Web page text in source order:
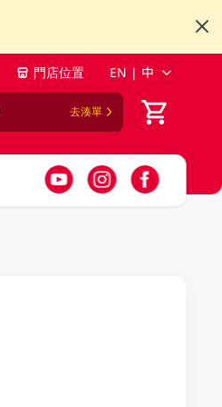
門店位置 EN | 中
去湊單